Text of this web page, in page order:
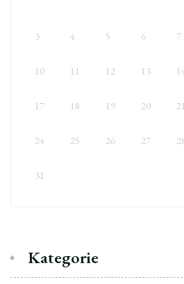
3 4 5 6 7
10 11 12 13
17 18 19 20 21
24 25 26 27
31
Kategorie